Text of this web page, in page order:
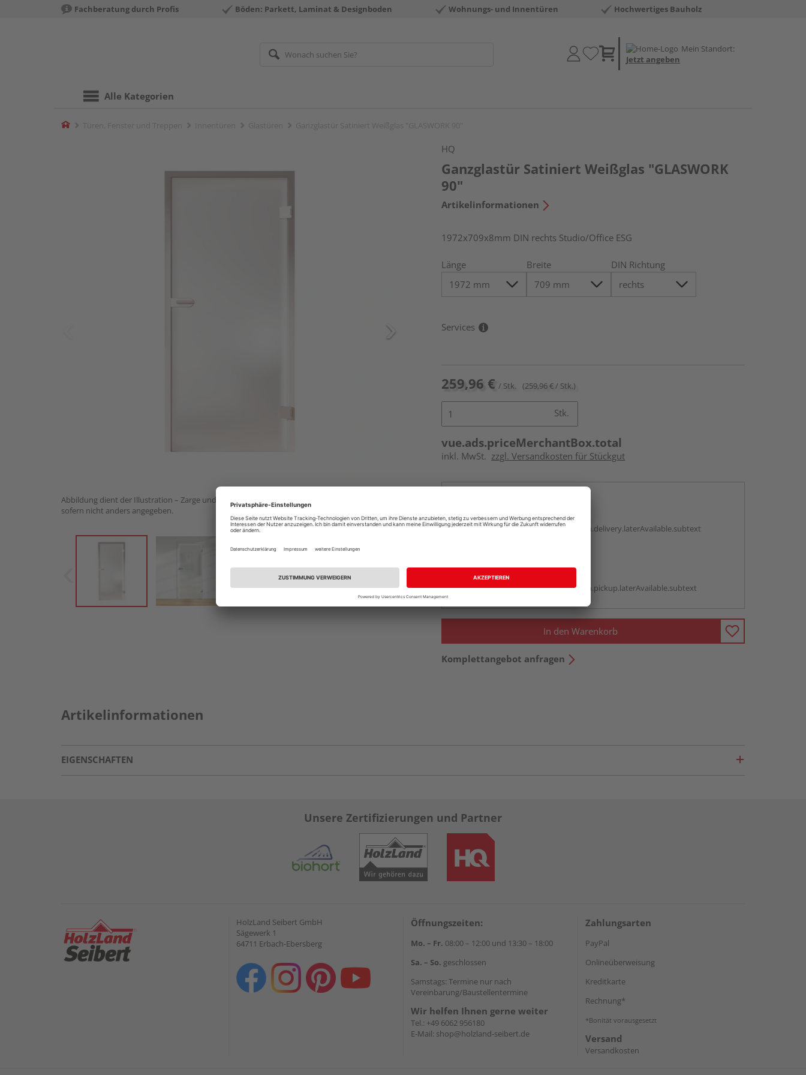
Fachberatung durch Profis Böden: Parkett, Laminat & Designboden Wohnungs- und Innentüren Hochwertiges Bauholz
Mein Standort:
Jetzt angeben
Alle Kategorien
Home
Abbildung dient der Illustration – Zarge und Beschlagset nicht im Lieferumfang enthalten,
sofern nicht anders angegeben.
HQ
Ganzglastür Satiniert Weißglas "GLASWORK
90"
Artikelinformationen
1972x709x8mm DIN rechts Studio/Office ESG
Länge Breite DIN Richtung
Services
259,96 € / Stk. (259,96 € / Stk.)
Stk.
vue.ads.priceMerchantBox.total
inkl. MwSt. zzgl. Versandkosten für Stückgut
Auf Vorbestellung:
vue.ads.priceMerchantBox.option.delivery.laterAvailable.subtext
Auf Vorbestellung:
vue.ads.priceMerchantBox.option.pickup.laterAvailable.subtext
In den Warenkorb
Komplettangebot anfragen
Artikelinformationen
EIGENSCHAFTEN
Unsere Zertifizierungen und Partner
HolzLand Seibert GmbH
Sägewerk 1
64711 Erbach-Ebersberg
Öffnungszeiten:
Mo. – Fr. 08:00 – 12:00 und 13:30 – 18:00
Sa. – So. geschlossen
Samstags: Termine nur nach
Vereinbarung/Baustellentermine
Wir helfen Ihnen gerne weiter
Tel.: +49 6062 956180
E-Mail: shop@holzland-seibert.de
Zahlungsarten
PayPal
Onlineüberweisung
Kreditkarte
Rechnung*
*Bonität vorausgesetzt
Versand
Versandkosten